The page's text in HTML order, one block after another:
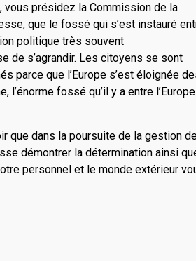
vous présidez la Commission de la
que le fossé qui s’est instauré
politique très souvent
de s’agrandir. Les citoyens se sont
parce que l’Europe s’est éloignée
fossé qu’il y a entre
que dans la poursuite de la gestion
démontrer la détermination ainsi
personnel et le monde extérieur